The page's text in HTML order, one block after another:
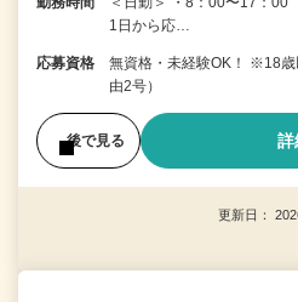
1日から応…
応募資格
無資格・未経験OK！ ※18
由2号）
後で見る 詳
更新日：